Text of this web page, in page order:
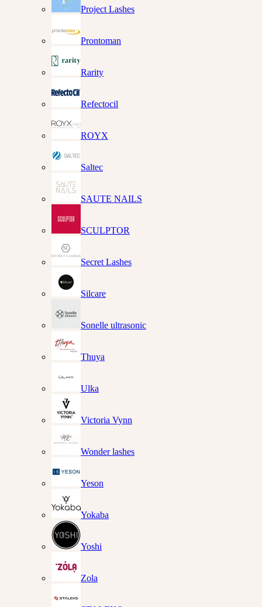
Project Lashes
Prontoman
Rarity
Refectocil
ROYX
Saltec
SAUTE NAILS
SCULPTOR
Secret Lashes
Silcare
Sonelle ultrasonic
Thuya
Ulka
Victoria Vynn
Wonder lashes
Yeson
Yokaba
Yoshi
Zola